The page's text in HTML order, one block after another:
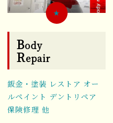
★
Body
Repair
鈑金・塗装 レストア オー
ルペイント デントリペア
保険修理 他